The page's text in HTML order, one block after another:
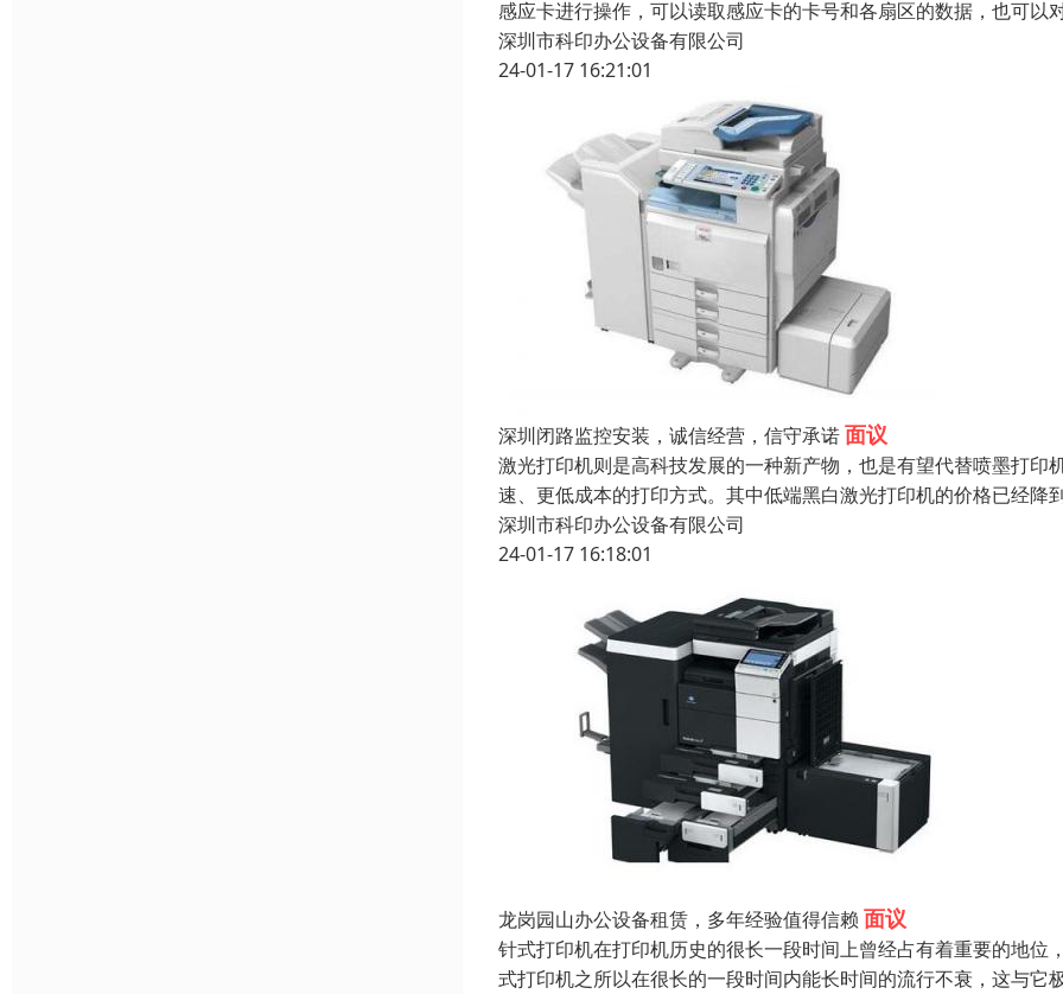
感应卡进行操作，可以读取感应卡的卡号和各扇区的数据，也可
深圳市科印办公设备有限公司
24-01-17 16:21:01
深圳闭路监控安装，诚信经营，信守承诺面议
激光打印机则是高科技发展的一种新产物，也是有望代替喷墨打
速、更低成本的打印方式。其中低端黑白激光打印机的价格已经
深圳市科印办公设备有限公司
24-01-17 16:18:01
龙岗园山办公设备租赁，多年经验值得信赖 面议
针式打印机在打印机历史的很长一段时间上曾经占有着重要的地
式打印机之所以在很长的一段时间内能长时间的流行不衰，这与